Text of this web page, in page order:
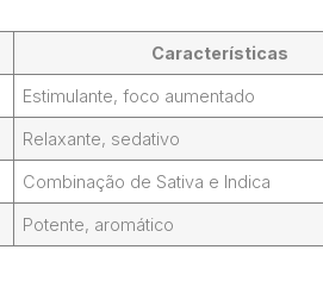
Características
Estimulante, foco aumentado
Relaxante, sedativo
Combinação de Sativa e Indica
Potente, aromático